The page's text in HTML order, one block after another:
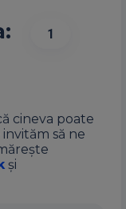
1
cineva poate
să ne
și